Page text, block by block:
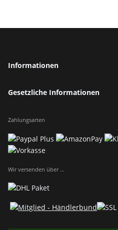
Informationen
Gesetzliche Informationen
Zahlungsarten
Wir versenden über ...